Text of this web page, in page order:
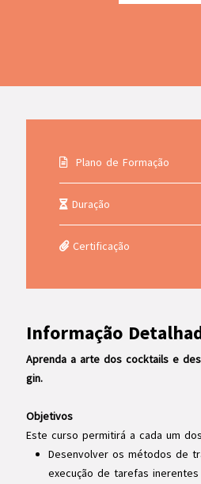
Informação
Aprenda a arte dos cocktails e
gin.
Objetivos
Este curso permitirá a cada um
Desenvolver os métodos de
execução de tarefas
Plano de Formação
Duração
Certificação